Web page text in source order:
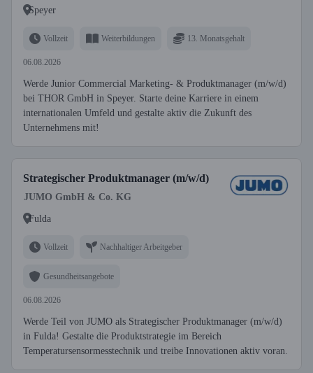
Speyer
Vollzeit Weiterbildungen 13. Monatsgehalt
06.08.2026
Werde Junior Commercial Marketing- & Produktmanager (m/w/d)
bei THOR GmbH in Speyer. Starte deine Karriere in einem
internationalen Umfeld und gestalte aktiv die Zukunft des
Unternehmens mit!
Strategischer Produktmanager (m/w/d)
JUMO GmbH & Co. KG
Fulda
Vollzeit Nachhaltiger Arbeitgeber
Gesundheitsangebote
06.08.2026
Werde Teil von JUMO als Strategischer Produktmanager (m/w/d)
in Fulda! Gestalte die Produktstrategie im Bereich
Temperatursensormesstechnik und treibe Innovationen aktiv voran.